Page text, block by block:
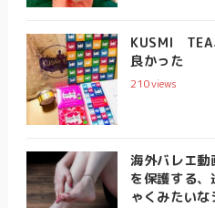
KUSMI TEA
良かった
210views
海外バレエ動
を保護する
ゃくみたい